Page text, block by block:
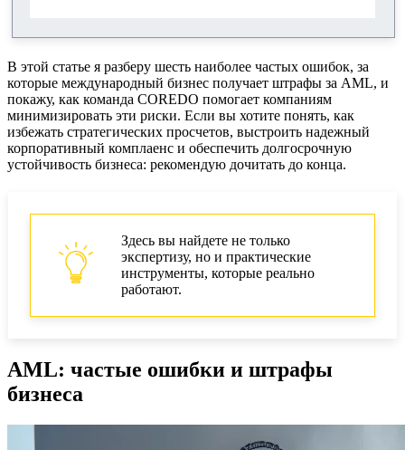
В этой статье я разберу шесть наиболее частых ошибок, за
которые международный бизнес получает штрафы за AML, и
покажу, как команда COREDO помогает компаниям
минимизировать эти риски. Если вы хотите понять, как
избежать стратегических просчетов, выстроить надежный
корпоративный комплаенс и обеспечить долгосрочную
устойчивость бизнеса: рекомендую дочитать до конца.
Здесь вы найдете не только
экспертизу, но и практические
инструменты, которые реально
работают.
AML: частые ошибки и штрафы
бизнеса